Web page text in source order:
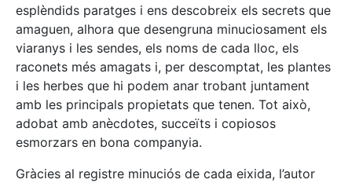
esplèndids paratges i ens descobreix els secrets que
amaguen, alhora que desengruna minuciosament els
viaranys i les sendes, els noms de cada lloc, els
raconets més amagats i, per descomptat, les plantes
i les herbes que hi podem anar trobant juntament
amb les principals propietats que tenen. Tot això,
adobat amb anècdotes, succeïts i copiosos
esmorzars en bona companyia.
Gràcies al registre minuciós de cada eixida, l’autor